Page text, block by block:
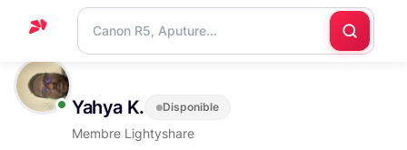
Accueil
Support Yahya K. Disponible
Membre Lightyshare